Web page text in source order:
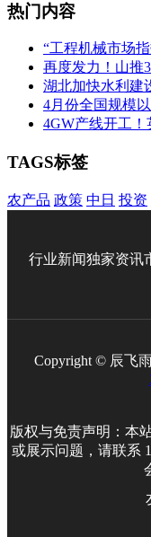
热门内容
“工程机械市场
再度发力！山推
湖北加快水利建
4月份全国规模
4GW产线开工
TAGS标签
农产品 政策 中日 投资
行业新闻独家资讯
Copyright © 辰飞
版权与免责声明：本
或展示问题，请联系